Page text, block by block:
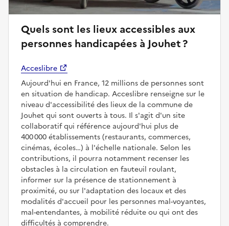
Quels sont les lieux accessibles aux
personnes handicapées à Jouhet ?
Acceslibre
Aujourd'hui en France, 12 millions de personnes sont
en situation de handicap. Acceslibre renseigne sur le
niveau d'accessibilité des lieux de la commune de
Jouhet qui sont ouverts à tous. Il s'agit d'un site
collaboratif qui référence aujourd'hui plus de
400 000 établissements (restaurants, commerces,
cinémas, écoles…) à l'échelle nationale. Selon les
contributions, il pourra notamment recenser les
obstacles à la circulation en fauteuil roulant,
informer sur la présence de stationnement à
proximité, ou sur l'adaptation des locaux et des
modalités d'accueil pour les personnes mal-voyantes,
mal-entendantes, à mobilité réduite ou qui ont des
difficultés à comprendre.